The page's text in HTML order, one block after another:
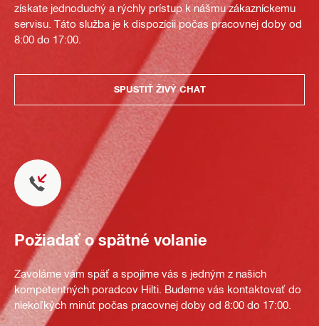
získate jednoduchý a rýchly prístup k nášmu zákazníckemu
servisu. Táto služba je k dispozícii počas pracovnej doby od
8:00 do 17:00.
SPUSTIŤ ŽIVÝ CHAT
Požiadať o spätné volanie
Zavoláme vám späť a spojíme vás s jedným z našich
kompetentných poradcov Hilti. Budeme vás kontaktovať do
niekoľkých minút počas pracovnej doby od 8:00 do 17:00.